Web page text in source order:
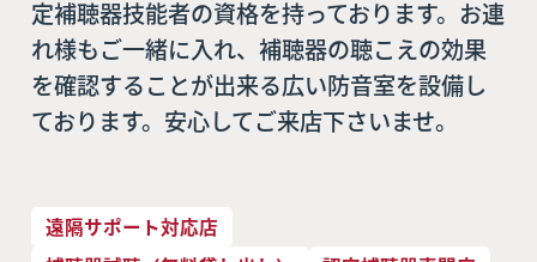
定補聴器技能者の資格を持っております。お連
れ様もご一緒に入れ、補聴器の聴こえの効果
を確認することが出来る広い防音室を設備し
ております。安心してご来店下さいませ。
遠隔サポート対応店